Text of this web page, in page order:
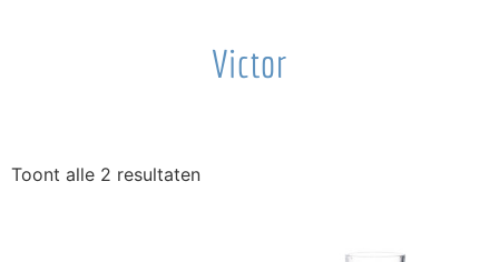
Victor
Toont alle 2 resultaten